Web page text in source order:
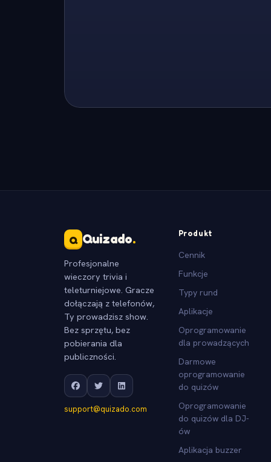
Q Quizado.
Profesjonalne
wieczory trivia i
teleturniejowe. Gracze
dołączają z telefonów,
Ty prowadzisz show.
Bez sprzętu, bez
pobierania dla
publiczności.
support@quizado.com
Produkt
Cennik
Funkcje
Typy rund
Aplikacje
Oprogramowanie
dla prowadzących
Darmowe
oprogramowanie
do quizów
Oprogramowanie
do quizów dla DJ-
ów
Aplikacja buzzer